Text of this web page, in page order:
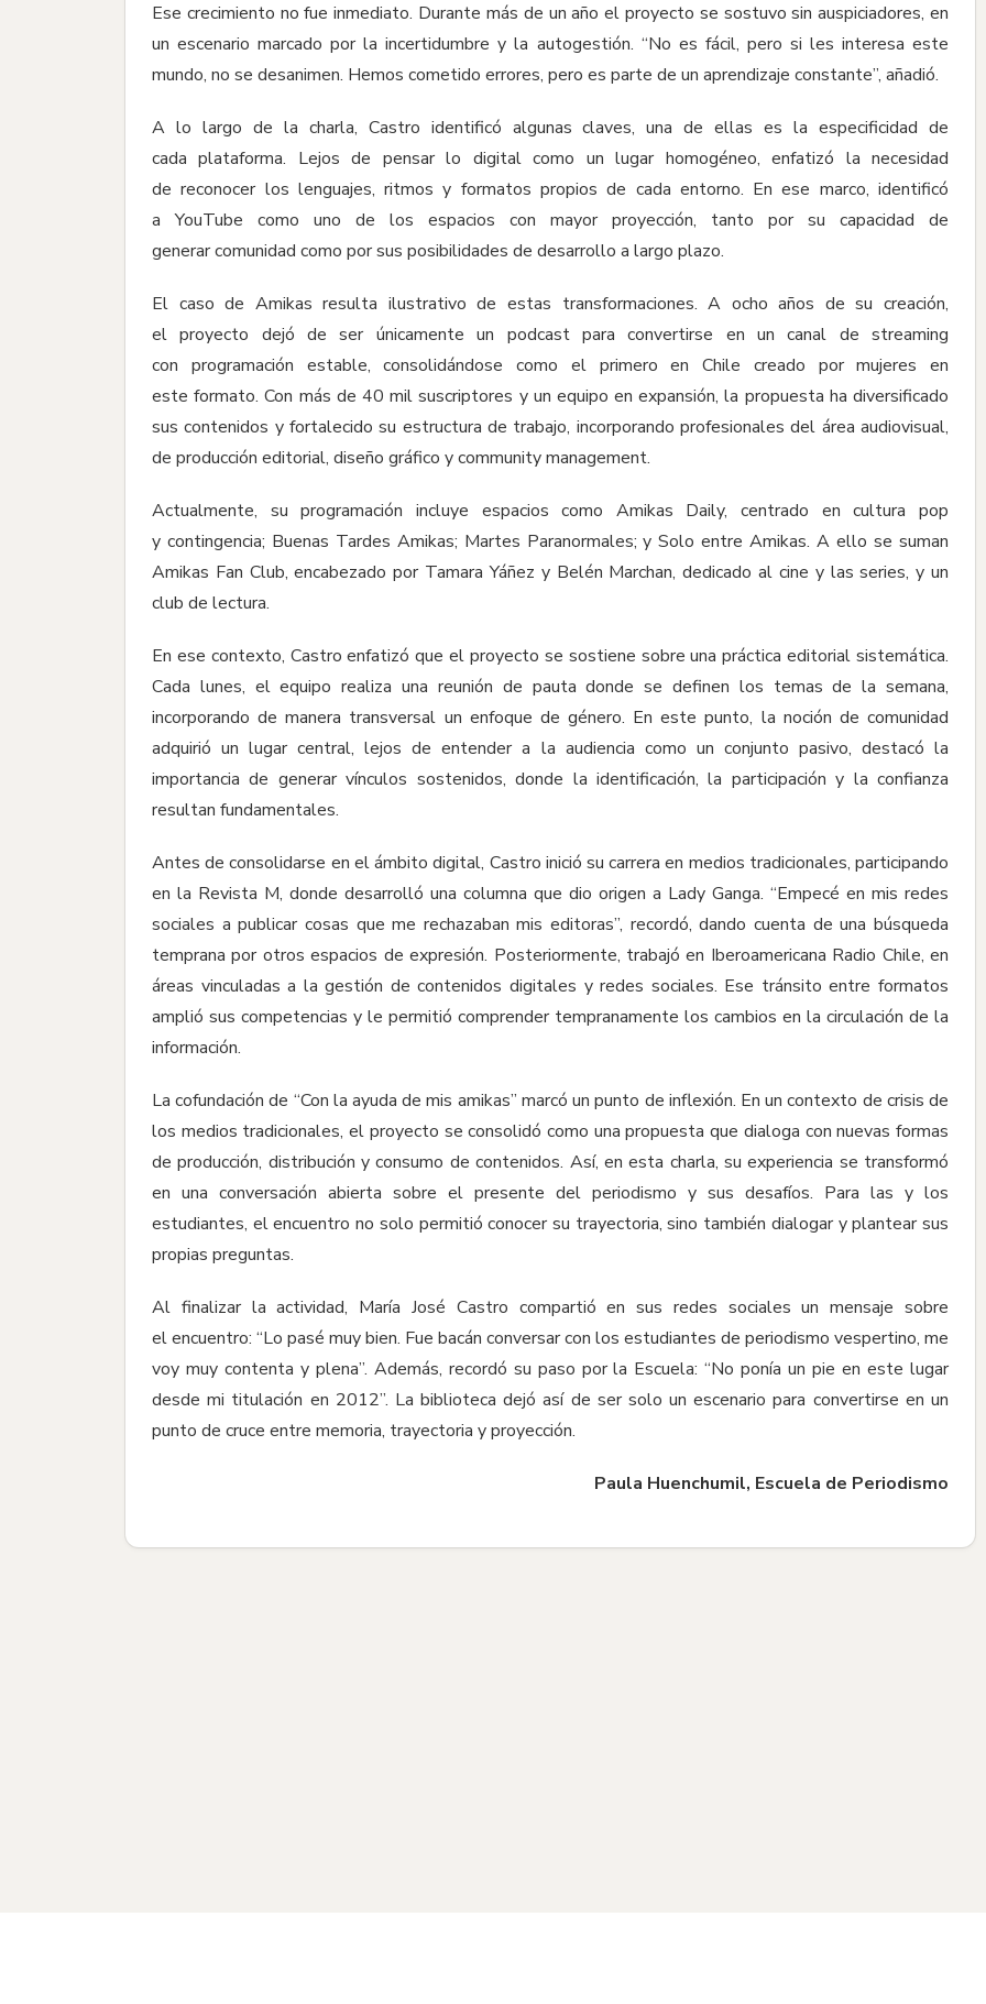
Ese crecimiento no fue inmediato. Durante más de un año el proyecto se sostuvo sin auspiciadores, en
un escenario marcado por la incertidumbre y la autogestión. “No es fácil, pero si les interesa este
mundo, no se desanimen. Hemos cometido errores, pero es parte de un aprendizaje constante”, añadió.
A lo largo de la charla, Castro identificó algunas claves, una de ellas es la especificidad de
cada plataforma. Lejos de pensar lo digital como un lugar homogéneo, enfatizó la necesidad
de reconocer los lenguajes, ritmos y formatos propios de cada entorno. En ese marco, identificó
a YouTube como uno de los espacios con mayor proyección, tanto por su capacidad de
generar comunidad como por sus posibilidades de desarrollo a largo plazo.
El caso de Amikas resulta ilustrativo de estas transformaciones. A ocho años de su creación,
el proyecto dejó de ser únicamente un podcast para convertirse en un canal de streaming
con programación estable, consolidándose como el primero en Chile creado por mujeres en
este formato. Con más de 40 mil suscriptores y un equipo en expansión, la propuesta ha diversificado
sus contenidos y fortalecido su estructura de trabajo, incorporando profesionales del área audiovisual,
de producción editorial, diseño gráfico y community management.
Actualmente, su programación incluye espacios como Amikas Daily, centrado en cultura pop
y contingencia; Buenas Tardes Amikas; Martes Paranormales; y Solo entre Amikas. A ello se suman
Amikas Fan Club, encabezado por Tamara Yáñez y Belén Marchan, dedicado al cine y las series, y un
club de lectura.
En ese contexto, Castro enfatizó que el proyecto se sostiene sobre una práctica editorial sistemática.
Cada lunes, el equipo realiza una reunión de pauta donde se definen los temas de la semana,
incorporando de manera transversal un enfoque de género. En este punto, la noción de comunidad
adquirió un lugar central, lejos de entender a la audiencia como un conjunto pasivo, destacó la
importancia de generar vínculos sostenidos, donde la identificación, la participación y la confianza
resultan fundamentales.
Antes de consolidarse en el ámbito digital, Castro inició su carrera en medios tradicionales, participando
en la Revista M, donde desarrolló una columna que dio origen a Lady Ganga. “Empecé en mis redes
sociales a publicar cosas que me rechazaban mis editoras”, recordó, dando cuenta de una búsqueda
temprana por otros espacios de expresión. Posteriormente, trabajó en Iberoamericana Radio Chile, en
áreas vinculadas a la gestión de contenidos digitales y redes sociales. Ese tránsito entre formatos
amplió sus competencias y le permitió comprender tempranamente los cambios en la circulación de la
información.
La cofundación de “Con la ayuda de mis amikas” marcó un punto de inflexión. En un contexto de crisis de
los medios tradicionales, el proyecto se consolidó como una propuesta que dialoga con nuevas formas
de producción, distribución y consumo de contenidos. Así, en esta charla, su experiencia se transformó
en una conversación abierta sobre el presente del periodismo y sus desafíos. Para las y los
estudiantes, el encuentro no solo permitió conocer su trayectoria, sino también dialogar y plantear sus
propias preguntas.
Al finalizar la actividad, María José Castro compartió en sus redes sociales un mensaje sobre
el encuentro: “Lo pasé muy bien. Fue bacán conversar con los estudiantes de periodismo vespertino, me
voy muy contenta y plena”. Además, recordó su paso por la Escuela: “No ponía un pie en este lugar
desde mi titulación en 2012”. La biblioteca dejó así de ser solo un escenario para convertirse en un
punto de cruce entre memoria, trayectoria y proyección.
Paula Huenchumil, Escuela de Periodismo